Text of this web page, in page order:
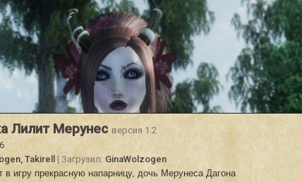
Лилит Мерунес версия 1.2
Takirell | Загрузил: GinaWolzogen
в игру прекрасную напарницу, дочь Мерунеса Дагона